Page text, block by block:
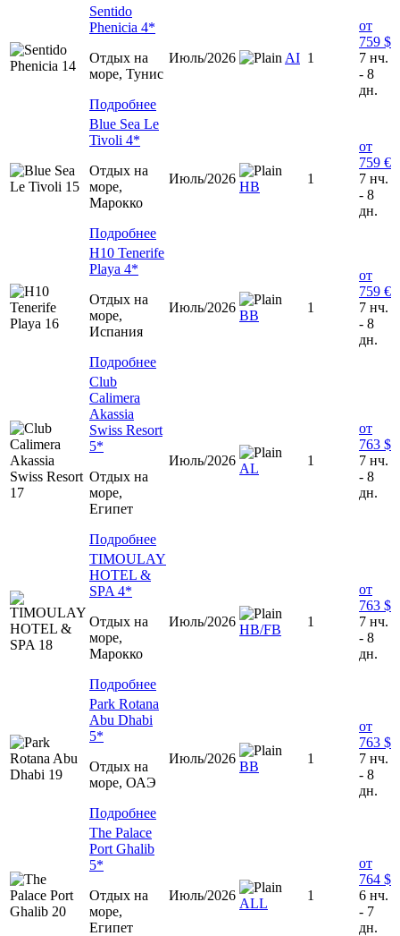
Sentido
Phenicia 4*
Отдых на
море, Тунис
Подробнее
Июль/2026 AI 1
от
759 $
7 нч.
- 8
дн.
Blue Sea Le
Tivoli 4*
Отдых на
море,
Марокко
Подробнее
Июль/2026
НВ
1
от
759 €
7 нч.
- 8
дн.
H10 Tenerife
Playa 4*
Отдых на
море,
Испания
Подробнее
Июль/2026
BB
1
от
759 €
7 нч.
- 8
дн.
Club
Calimera
Akassia
Swiss Resort
5*
Отдых на
море,
Египет
Подробнее
Июль/2026
AL
1
от
763 $
7 нч.
- 8
дн.
TIMOULAY
HOTEL &
SPA 4*
Отдых на
море,
Марокко
Подробнее
Июль/2026
HB/FB
1
от
763 $
7 нч.
- 8
дн.
Park Rotana
Abu Dhabi
5*
Отдых на
море, ОАЭ
Подробнее
Июль/2026
ВВ
1
от
763 $
7 нч.
- 8
дн.
The Palace
Port Ghalib
5*
Отдых на
море,
Египет
Июль/2026
ALL
1
от
764 $
6 нч.
- 7
дн.